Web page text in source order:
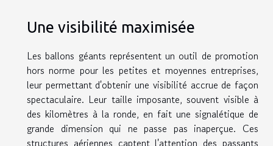
Une visibilité maximisée
Les ballons géants représentent un outil de promotion
hors norme pour les petites et moyennes entreprises,
leur permettant d'obtenir une visibilité accrue de façon
spectaculaire. Leur taille imposante, souvent visible à
des kilomètres à la ronde, en fait une signalétique de
grande dimension qui ne passe pas inaperçue. Ces
structures aériennes captent l'attention des passants